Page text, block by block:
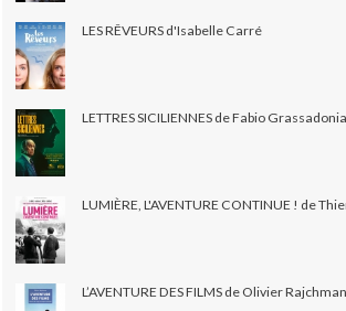
LES RÊVEURS d'Isabelle Carré
LETTRES SICILIENNES de Fabio
LUMIÈRE, L'AVENTURE CONTINUE ! de
L’AVENTURE DES FILMS de Olivier Rajchman